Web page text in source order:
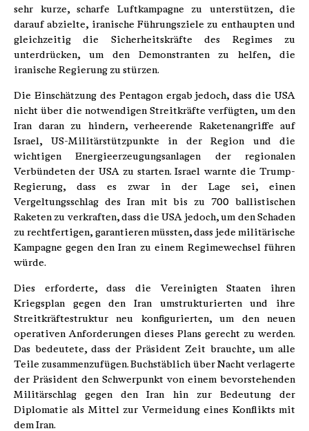
sehr kurze, scharfe Luftkampagne zu unterstützen, die
darauf abzielte, iranische Führungsziele zu enthaupten und
gleichzeitig die Sicherheitskräfte des Regimes zu
unterdrücken, um den Demonstranten zu helfen, die
iranische Regierung zu stürzen.
Die Einschätzung des Pentagon ergab jedoch, dass die USA
nicht über die notwendigen Streitkräfte verfügten, um den
Iran daran zu hindern, verheerende Raketenangriffe auf
Israel, US-Militärstützpunkte in der Region und die
wichtigen Energieerzeugungsanlagen der regionalen
Verbündeten der USA zu starten. Israel warnte die Trump-
Regierung, dass es zwar in der Lage sei, einen
Vergeltungsschlag des Iran mit bis zu 700 ballistischen
Raketen zu verkraften, dass die USA jedoch, um den Schaden
zu rechtfertigen, garantieren müssten, dass jede militärische
Kampagne gegen den Iran zu einem Regimewechsel führen
würde.
Dies erforderte, dass die Vereinigten Staaten ihren
Kriegsplan gegen den Iran umstrukturierten und ihre
Streitkräftestruktur neu konfigurierten, um den neuen
operativen Anforderungen dieses Plans gerecht zu werden.
Das bedeutete, dass der Präsident Zeit brauchte, um alle
Teile zusammenzufügen. Buchstäblich über Nacht verlagerte
der Präsident den Schwerpunkt von einem bevorstehenden
Militärschlag gegen den Iran hin zur Bedeutung der
Diplomatie als Mittel zur Vermeidung eines Konflikts mit
dem Iran.